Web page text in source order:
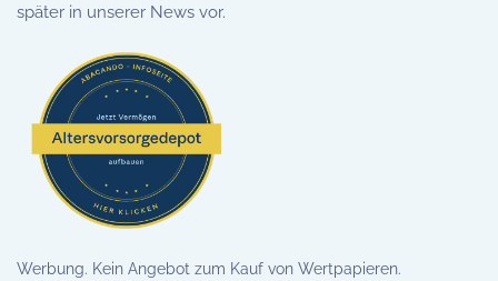
später in unserer News vor.
Werbung. Kein Angebot zum Kauf von Wertpapieren.